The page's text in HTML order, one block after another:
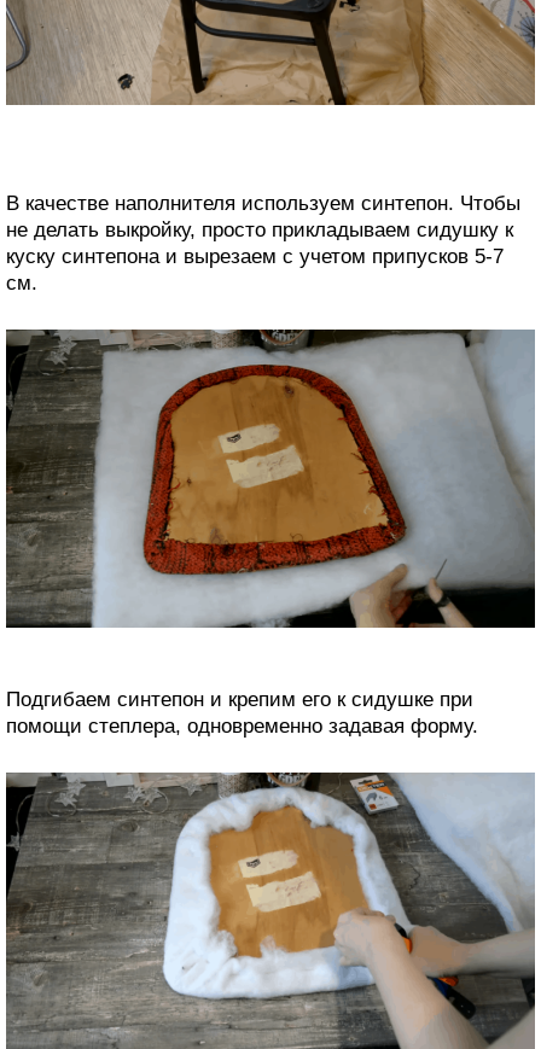
В качестве наполнителя используем синтепон. Чтобы
не делать выкройку, просто прикладываем сидушку к
куску синтепона и вырезаем с учетом припусков 5-7
см.
Подгибаем синтепон и крепим его к сидушке при
помощи степлера, одновременно задавая форму.